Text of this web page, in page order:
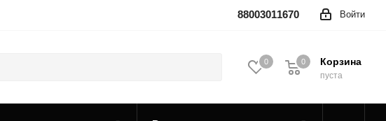
Войти
88003011670
0 Корзина
0
пуста
0